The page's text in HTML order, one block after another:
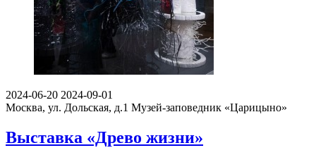
2024-06-20 2024-09-01
Москва, ул. Дольская, д.1 Музей-заповедник «Царицыно»
Выставка «Древо жизни»